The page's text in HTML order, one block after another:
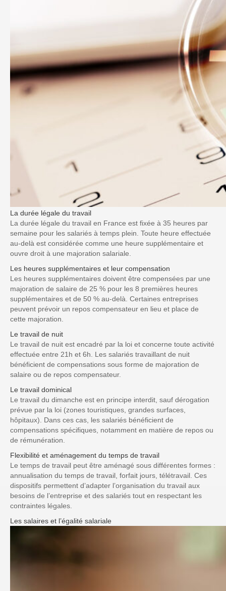
La durée légale du travail
La durée légale du travail en France est fixée à 35 heures par
semaine pour les salariés à temps plein. Toute heure effectuée
au-delà est considérée comme une heure supplémentaire et
ouvre droit à une majoration salariale.
Les heures supplémentaires et leur compensation
Les heures supplémentaires doivent être compensées par une
majoration de salaire de 25 % pour les 8 premières heures
supplémentaires et de 50 % au-delà. Certaines entreprises
peuvent prévoir un repos compensateur en lieu et place de
cette majoration.
Le travail de nuit
Le travail de nuit est encadré par la loi et concerne toute activité
effectuée entre 21h et 6h. Les salariés travaillant de nuit
bénéficient de compensations sous forme de majoration de
salaire ou de repos compensateur.
Le travail dominical
Le travail du dimanche est en principe interdit, sauf dérogation
prévue par la loi (zones touristiques, grandes surfaces,
hôpitaux). Dans ces cas, les salariés bénéficient de
compensations spécifiques, notamment en matière de repos ou
de rémunération.
Flexibilité et aménagement du temps de travail
Le temps de travail peut être aménagé sous différentes formes :
annualisation du temps de travail, forfait jours, télétravail. Ces
dispositifs permettent d’adapter l’organisation du travail aux
besoins de l’entreprise et des salariés tout en respectant les
contraintes légales.
Les salaires et l’égalité salariale